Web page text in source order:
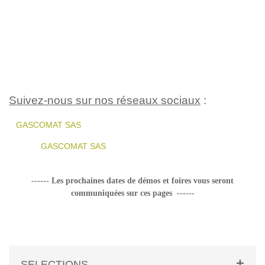
Suivez-nous sur nos réseaux sociaux :
GASCOMAT SAS
GASCOMAT SAS
------ Les prochaines dates de démos et foires vous seront
communiquées sur ces pages ------